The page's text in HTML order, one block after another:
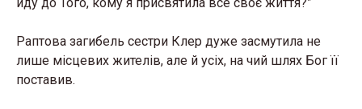
Раптова загибель сестри Клер дуже засмутила не
лише місцевих жителів, але й усіх, на чий шлях Бог її
поставив.